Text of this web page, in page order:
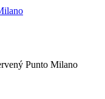
Punto Milano